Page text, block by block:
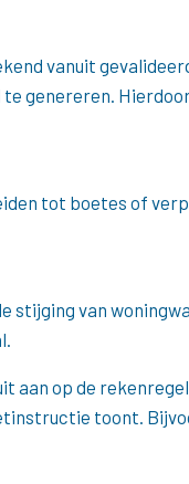
vanuit
genereren.
tot boetes of
stijging van
aan op de
toont.